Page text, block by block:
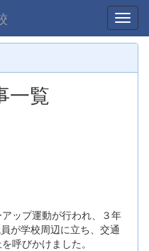
一覧
ップ運動が行われ、３年
が学校周辺に立ち、交通
呼びかけました。